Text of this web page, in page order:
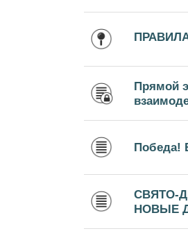
Прямой
Победа!
СВЯТО-
НОВЫЕ